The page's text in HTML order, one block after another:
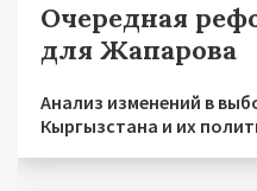
Очередная
для Жапарова
Анализ изменений в
Кыргызстана и их